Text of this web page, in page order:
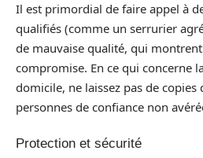
Il est primordial de faire appel à
qualifiés (comme un serrurier
de mauvaise qualité, qui
compromise. En ce qui concerne
domicile, ne laissez pas de copies
personnes de confiance non
Protection et sécurité